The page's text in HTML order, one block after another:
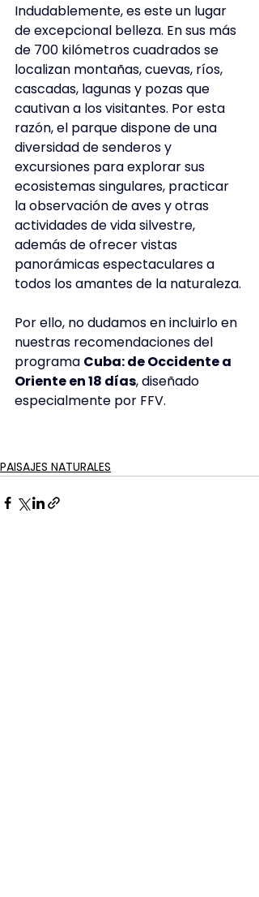
Indudablemente, es este un lugar
de excepcional belleza. En sus más
de 700 kilómetros cuadrados se
localizan montañas, cuevas, ríos,
cascadas, lagunas y pozas que
cautivan a los visitantes. Por esta
razón, el parque dispone de una
diversidad de senderos y
excursiones para explorar sus
ecosistemas singulares, practicar
la observación de aves y otras
actividades de vida silvestre,
además de ofrecer vistas
panorámicas espectaculares a
todos los amantes de la naturaleza.
Por ello, no dudamos en incluirlo en
nuestras recomendaciones del
programa Cuba: de Occidente a
Oriente en 18 días, diseñado
especialmente por FFV.
PAISAJES NATURALES